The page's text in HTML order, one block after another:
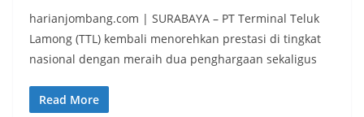
harianjombang.com | SURABAYA – PT Terminal Teluk
Lamong (TTL) kembali menorehkan prestasi di tingkat
nasional dengan meraih dua penghargaan sekaligus
Read More